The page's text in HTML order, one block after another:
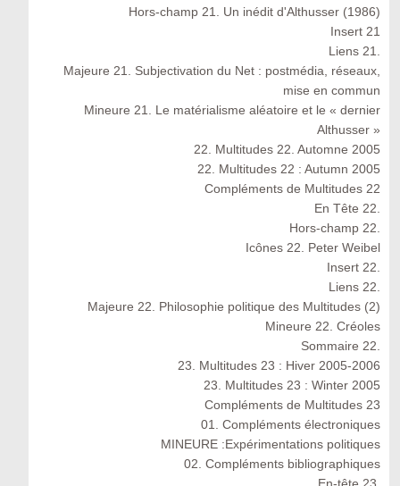
Hors-champ 21. Un inédit d'Althusser (1986)
Insert 21
Liens 21.
Majeure 21. Subjectivation du Net : postmédia, réseaux,
mise en commun
Mineure 21. Le matérialisme aléatoire et le « dernier
Althusser »
22. Multitudes 22. Automne 2005
22. Multitudes 22 : Autumn 2005
Compléments de Multitudes 22
En Tête 22.
Hors-champ 22.
Icônes 22. Peter Weibel
Insert 22.
Liens 22.
Majeure 22. Philosophie politique des Multitudes (2)
Mineure 22. Créoles
Sommaire 22.
23. Multitudes 23 : Hiver 2005-2006
23. Multitudes 23 : Winter 2005
Compléments de Multitudes 23
01. Compléments électroniques
MINEURE :Expérimentations politiques
02. Compléments bibliographiques